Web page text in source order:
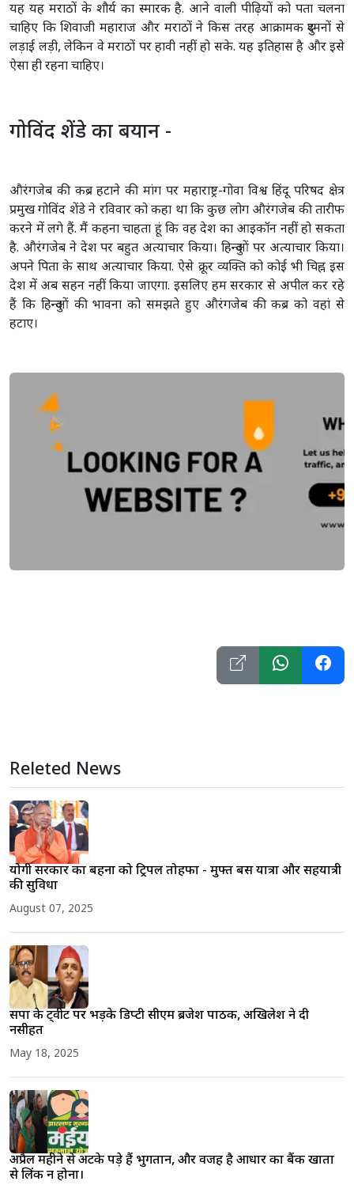
यह यह मराठों के शौर्य का स्मारक है. आने वाली पीढ़ियों को पता चलना
चाहिए कि शिवाजी महाराज और मराठों ने किस तरह आक्रामक दुश्मनों से
लड़ाई लड़ी, लेकिन वे मराठों पर हावी नहीं हो सके. यह इतिहास है और इसे
ऐसा ही रहना चाहिए।
गोविंद शेंडे का बयान -
औरंगजेब की कब्र हटाने की मांग पर महाराष्ट्र-गोवा विश्व हिंदू परिषद क्षेत्र
प्रमुख गोविंद शेंडे ने रविवार को कहा था कि कुछ लोग औरंगजेब की तारीफ
करने में लगे हैं. मैं कहना चाहता हूं कि वह देश का आइकॉन नहीं हो सकता
है. औरंगजेब ने देश पर बहुत अत्याचार किया। हिन्दुओं पर अत्याचार किया।
अपने पिता के साथ अत्याचार किया. ऐसे क्रूर व्यक्ति को कोई भी चिह्न इस
देश में अब सहन नहीं किया जाएगा. इसलिए हम सरकार से अपील कर रहे
हैं कि हिन्दुओं की भावना को समझते हुए औरंगजेब की कब्र को वहां से
हटाए।
Releted News
योगी सरकार का बहनों को ट्रिपल तोहफा - मुफ्त बस यात्रा और सहयात्री
की सुविधा
August 07, 2025
सपा के ट्वीट पर भड़के डिप्टी सीएम ब्रजेश पाठक, अखिलेश ने दी
नसीहत
May 18, 2025
अप्रैल महीने से अटके पड़े हैं भुगतान, और वजह है आधार का बैंक खातों
से लिंक न होना।